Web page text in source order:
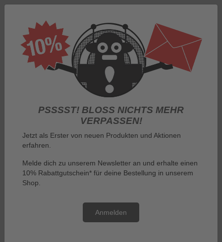
Anmelden
Menü
Sie sind hier:
Nach Hersteller
Der Zauberer von Oz T-Shirts für Sie und Ihn! - The Wizard of Oz
Der Zauberer von Oz T-Shirts
für Sie und Ihn! - The Wizard of
PSSSST! BLOSS NICHTS MEHR V
ERPASSEN!
Jetzt als Erster von neuen Produkten und Aktionen
erfahren.
Melde dich zu unserem Newsletter an und erhalte einen
10% Rabattgutschein* für deine Bestellung in unserem
Shop.
Anmelden